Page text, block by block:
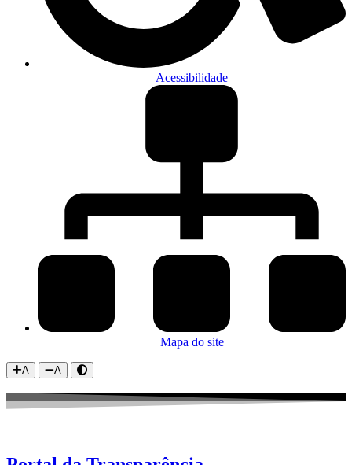
Acessibilidade
Mapa do site
A A